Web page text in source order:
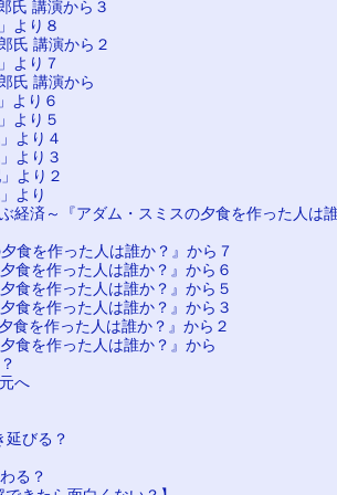
氏 講演から３
より８
氏 講演から２
より７
氏 講演から
より６
より５
より４
より３
より２
より
経済～『アダム・スミスの夕食を作った人は
食を作った人は誰か？』から７
食を作った人は誰か？』から６
食を作った人は誰か？』から５
食を作った人は誰か？』から３
食を作った人は誰か？』から２
食を作った人は誰か？』から
へ
びる？
る？